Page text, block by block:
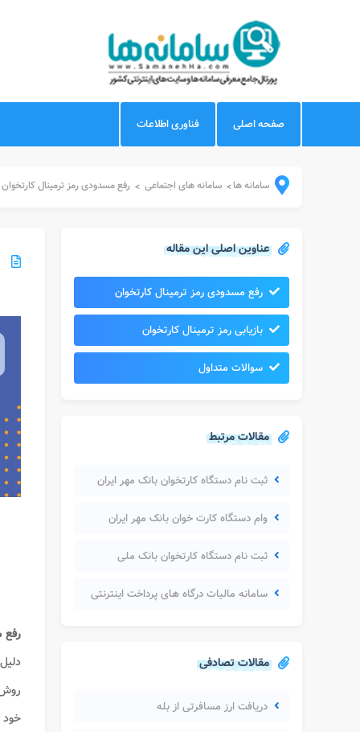
صفحه اصلی فناوری اطلاعات
سامانه ها> سامانه های اجتماعی > رفع مسدودی رمز ترمینال کارتخوان
عناوین اصلی این مقاله
رفع مسدودی رمز ترمینال کارتخوان
بازیابی رمز ترمینال کارتخوان
سوالات متداول
مقالات مرتبط
ثبت نام دستگاه کارتخوان بانک مهر ایران
وام دستگاه کارت خوان بانک مهر ایران
ثبت نام دستگاه کارتخوان بانک ملی
سامانه مالیات درگاه های پرداخت اینترنتی
مقالات تصادفی
دریافت ارز مسافرتی از بله
رفع
خود